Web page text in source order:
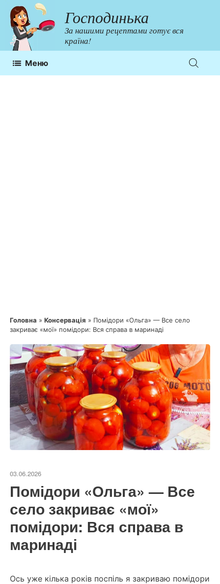
Перейти
до
контенту
Господинька
За нашими рецептами готує вся
країна!
Меню
Головна » Консервація » Помідори «Ольга» — Все село
закриває «мої» помідори: Вся справа в маринаді
03.06.2026
Помідори «Ольга» — Все
село закриває «мої»
помідори: Вся справа в
маринаді
Ось уже кілька років поспіль я закриваю помідори